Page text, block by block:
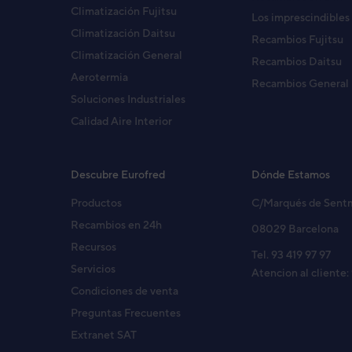
Fuijtsu Waterstage Split Diseño Integrado
WOYA060KLT
Urban
Climatización Fujitsu
Climatización Daitsu
Climatización General
Aerotermia
Soluciones Industriales
Calidad Aire Interior
Los imprescindibles
Recambios Fujitsu
Recambios Daitsu
Recambios General
Descubre Eurofred
Productos
Recambios en 24h
Recursos
Servicios
Condiciones de venta
Preguntas Frecuentes
Extranet SAT
Dónde Estamos
C/Marqués de
08029 Barcelona
Tel. 93 419 97 97
Atencion al cliente: